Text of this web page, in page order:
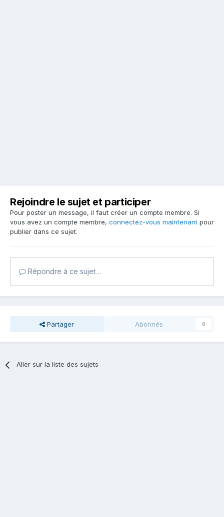
Rejoindre le sujet et participer
Pour poster un message, il faut créer un compte membre. Si
vous avez un compte membre, connectez-vous maintenant pour
publier dans ce sujet.
Répondre à ce sujet…
Partager Abonnés 0
Aller sur la liste des sujets